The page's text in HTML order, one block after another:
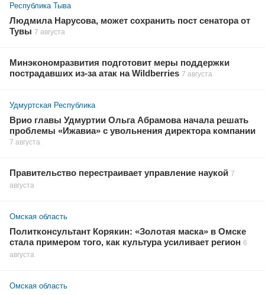
Республика Тыва
Людмила Нарусова, может сохранить пост сенатора от
Тувы 7 августа
Минэкономразвития подготовит меры поддержки
пострадавших из-за атак на Wildberries 7 августа
Удмуртская Республика
Врио главы Удмуртии Ольга Абрамова начала решать
проблемы «Ижавиа» с увольнения директора компании
7 августа
Правительство перестраивает управление наукой 7
августа
Омская область
Политконсультант Корякин: «Золотая маска» в Омске
стала примером того, как культура усиливает регион 6
августа
Омская область